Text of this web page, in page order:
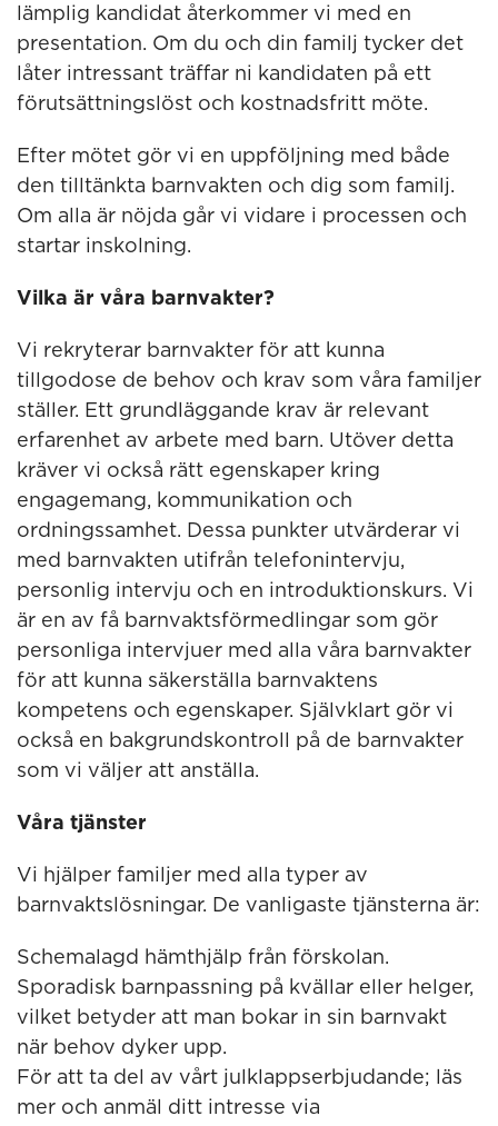
lämplig kandidat återkommer vi med en
presentation. Om du och din familj tycker det
låter intressant träffar ni kandidaten på ett
förutsättningslöst och kostnadsfritt möte.
Efter mötet gör vi en uppföljning med både
den tilltänkta barnvakten och dig som familj.
Om alla är nöjda går vi vidare i processen och
startar inskolning.
Vilka är våra barnvakter?
Vi rekryterar barnvakter för att kunna
tillgodose de behov och krav som våra familjer
ställer. Ett grundläggande krav är relevant
erfarenhet av arbete med barn. Utöver detta
kräver vi också rätt egenskaper kring
engagemang, kommunikation och
ordningssamhet. Dessa punkter utvärderar vi
med barnvakten utifrån telefonintervju,
personlig intervju och en introduktionskurs. Vi
är en av få barnvaktsförmedlingar som gör
personliga intervjuer med alla våra barnvakter
för att kunna säkerställa barnvaktens
kompetens och egenskaper. Självklart gör vi
också en bakgrundskontroll på de barnvakter
som vi väljer att anställa.
Våra tjänster
Vi hjälper familjer med alla typer av
barnvaktslösningar. De vanligaste tjänsterna är:
Schemalagd hämthjälp från förskolan.
Sporadisk barnpassning på kvällar eller helger,
vilket betyder att man bokar in sin barnvakt
när behov dyker upp.
För att ta del av vårt julklappserbjudande; läs
mer och anmäl ditt intresse via